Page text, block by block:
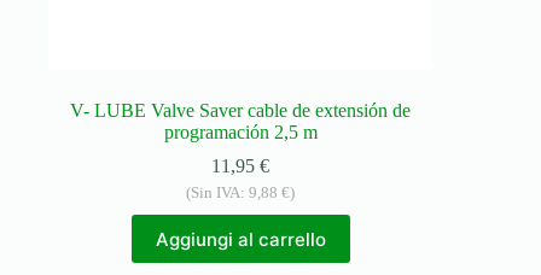
V- LUBE Valve Saver cable de extensión de
programación 2,5 m
11,95€
(Sin IVA:9,88€)
Aggiungi al carrello